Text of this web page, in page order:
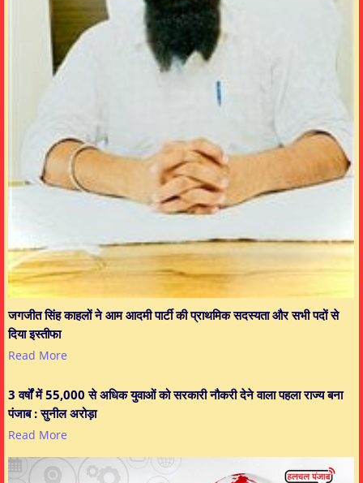
जगजीत सिंह काहलों ने आम आदमी पार्टी की प्राथमिक सदस्यता और सभी पदों से
दिया इस्तीफा
Read More
3 वर्षों में 55,000 से अधिक युवाओं को सरकारी नौकरी देने वाला पहला राज्य बना
पंजाब : सुनील अरोड़ा
Read More